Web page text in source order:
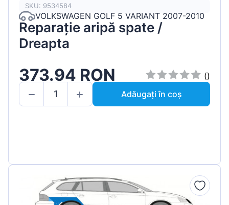
SKU: 9534584
VOLKSWAGEN GOLF 5 VARIANT 2007-2010
Reparație aripă spate /
Dreapta
373.94 RON
()
Adăugați în coș